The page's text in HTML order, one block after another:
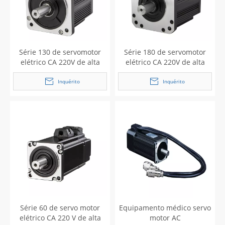
Série 130 de servomotor
elétrico CA 220V de alta
eficiência para máquina
pictórica
Inquérito
Série 180 de servomotor
elétrico CA 220V de alta
eficiência para máquina
pictórica
Inquérito
Série 60 de servo motor
elétrico CA 220 V de alta
Equipamento médico servo
motor AC